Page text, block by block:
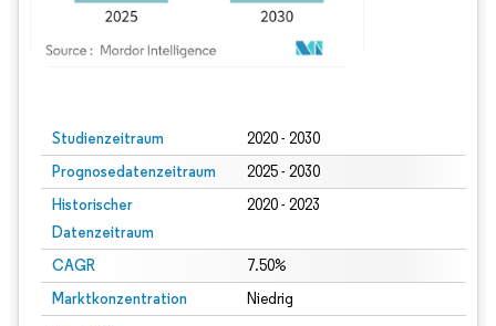
Studienzeitraum 2020 - 2030
Prognosedatenzeitraum 2025 - 2030
Historischer
Datenzeitraum
2020 - 2023
CAGR 7.50%
Marktkonzentration Niedrig